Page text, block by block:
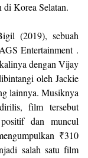
di Korea Selatan.
(2019), sebuah
Entertainment .
dengan Vijay
oleh Jackie
lainnya. Musiknya
film tersebut
dan muncul
₹310
salah satu film